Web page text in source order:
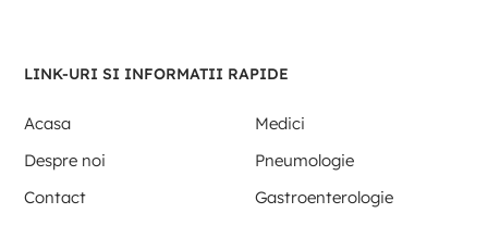
LINK-URI SI INFORMATII RAPIDE
Acasa
Medici
Despre noi
Pneumologie
Contact
Gastroenterologie